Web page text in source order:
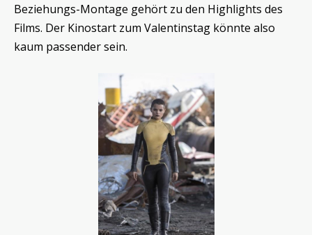
Beziehungs-Montage gehört zu den Highlights des
Films. Der Kinostart zum Valentinstag könnte also
kaum passender sein.